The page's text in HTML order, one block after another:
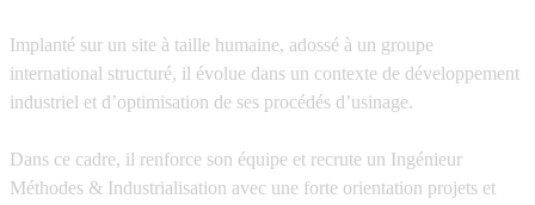
Implanté sur un site à taille humaine, adossé à un groupe
international structuré, il évolue dans un contexte de développement
industriel et d’optimisation de ses procédés d’usinage.
Dans ce cadre, il renforce son équipe et recrute un Ingénieur
Méthodes & Industrialisation avec une forte orientation projets et